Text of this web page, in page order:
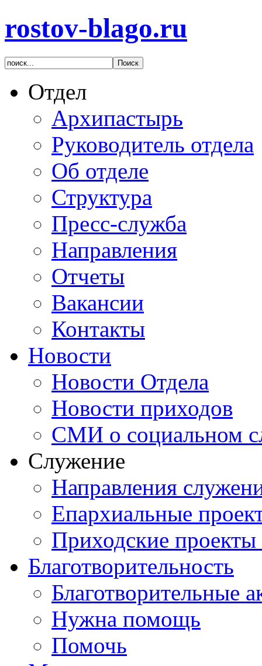
rostov-blago.ru
Отдел
Архипастырь
Руководитель отдела
Об отделе
Структура
Пресс-служба
Направления
Отчеты
Вакансии
Контакты
Новости
Новости Отдела
Новости приходов
СМИ о социальном
Служение
Направления
Епархиальные
Приходские
Благотворительность
Благотворительные
Нужна помощь
Помочь